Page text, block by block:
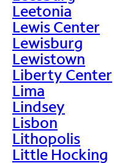
Leetonia
Lewis Center
Lewisburg
Lewistown
Liberty Center
Lima
Lindsey
Lisbon
Lithopolis
Little Hocking